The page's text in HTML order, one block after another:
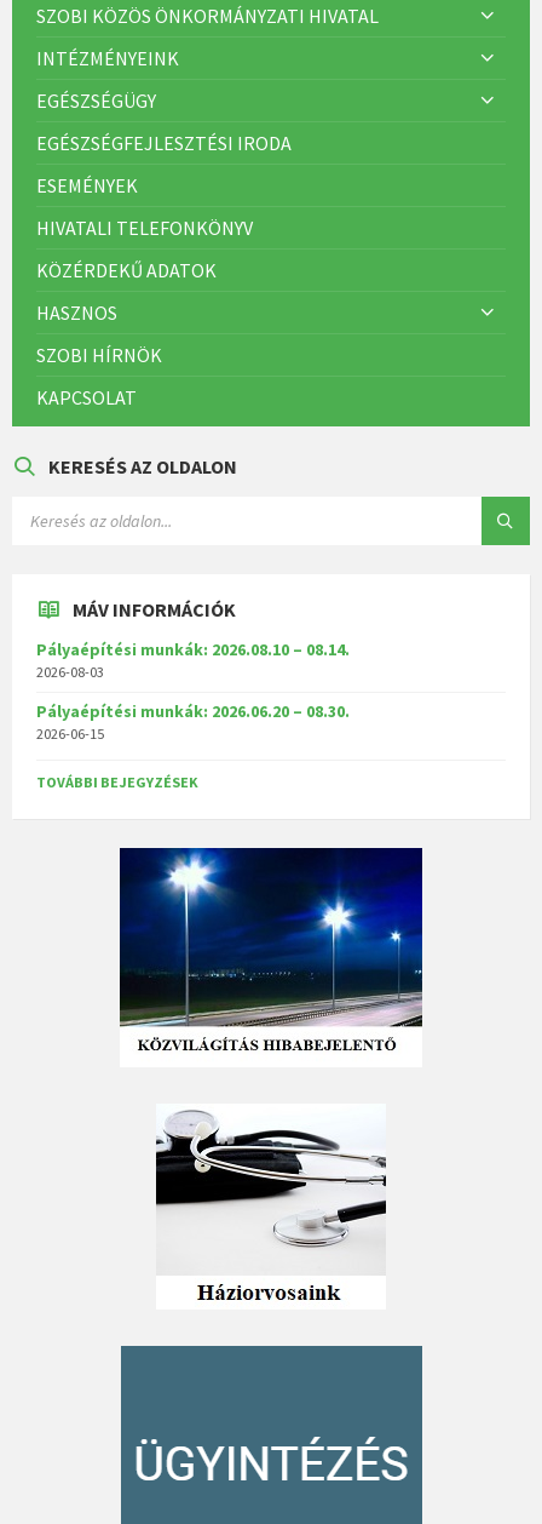
SZOBI KÖZÖS ÖNKORMÁNYZATI HIVATAL
INTÉZMÉNYEINK
EGÉSZSÉGÜGY
EGÉSZSÉGFEJLESZTÉSI IRODA
ESEMÉNYEK
HIVATALI TELEFONKÖNYV
KÖZÉRDEKŰ ADATOK
HASZNOS
SZOBI HÍRNÖK
KAPCSOLAT
KERESÉS AZ OLDALON
MÁV INFORMÁCIÓK
Pályaépítési munkák: 2026.08.10 – 08.14.
2026-08-03
Pályaépítési munkák: 2026.06.20 – 08.30.
2026-06-15
TOVÁBBI BEJEGYZÉSEK